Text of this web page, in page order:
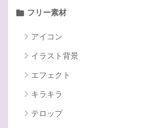
フリー素材
アイコン
イラスト背景
エフェクト
キラキラ
テロップ